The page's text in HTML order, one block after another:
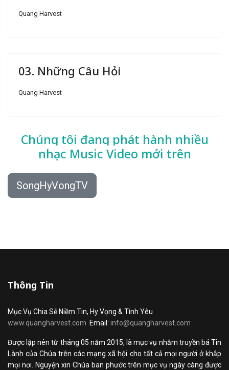
Quang Harvest
03. Những Câu Hỏi
Quang Harvest
Chúng tôi đang phát hành nhiều
nhạc Music Video mới trên
SongHyVongTV
Thông Tin
Mục Vụ Chia Sẻ Niềm Tin, Hy Vọng & Tình Yêu
www.quangharvest.com Email: info@quangharvest.com
Được lập nên từ tháng 05 năm 2015, là mục vụ nhằm truyền bá Tin
Lành của Chúa trên các mạng xã hội cho tất cả mọi người ở khắp
mọi nơi. Nguyện xin Chúa ban phước trên mục vụ ngày càng được